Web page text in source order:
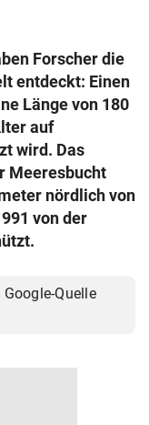
Forscher die
entdeckt: Einen
Länge von 180
auf
wird. Das
Meeresbucht
nördlich von
von der
Quelle